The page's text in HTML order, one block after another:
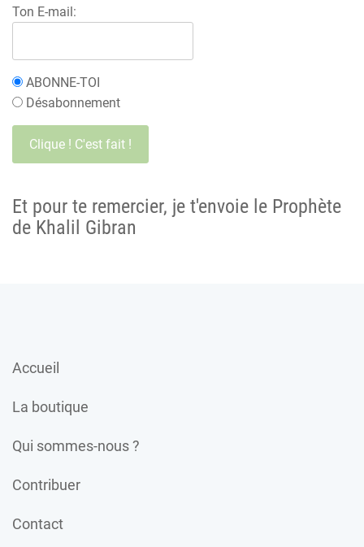
Ton E-mail:
ABONNE-TOI
Désabonnement
Et pour te remercier, je t'envoie le Prophète
de Khalil Gibran
Accueil
La boutique
Qui sommes-nous ?
Contribuer
Contact